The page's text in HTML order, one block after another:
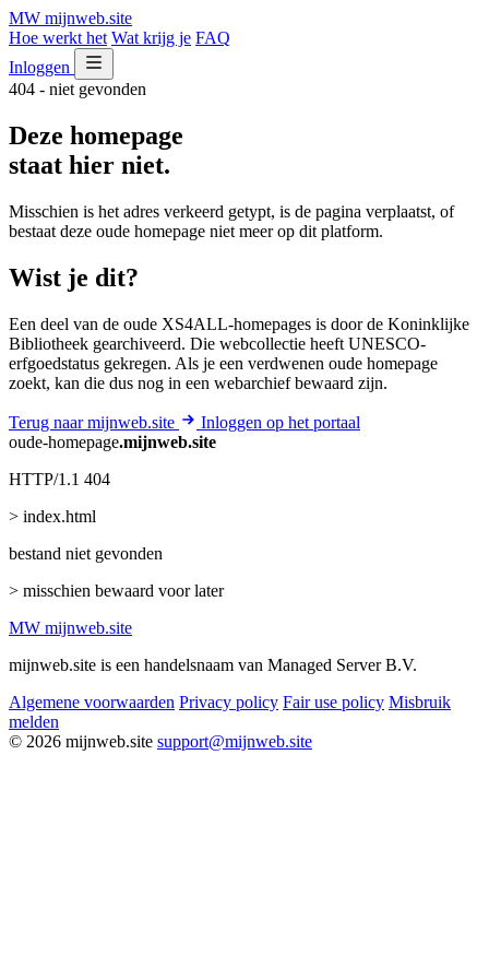
MW mijnweb.site
Hoe werkt het Wat krijg je FAQ
Inloggen
404 - niet gevonden
Deze homepage
staat hier niet.
Misschien is het adres verkeerd getypt, is de pagina verplaatst, of
bestaat deze oude homepage niet meer op dit platform.
Wist je dit?
Een deel van de oude XS4ALL-homepages is door de Koninklijke
Bibliotheek gearchiveerd. Die webcollectie heeft UNESCO-
erfgoedstatus gekregen. Als je een verdwenen oude homepage
zoekt, kan die dus nog in een webarchief bewaard zijn.
Terug naar mijnweb.site
Inloggen op het portaal
oude-homepage.mijnweb.site
HTTP/1.1 404
> index.html
bestand niet gevonden
> misschien bewaard voor later
MW mijnweb.site
mijnweb.site is een handelsnaam van Managed Server B.V.
Algemene voorwaarden Privacy policy Fair use policy Misbruik
melden
© 2026 mijnweb.site support@mijnweb.site